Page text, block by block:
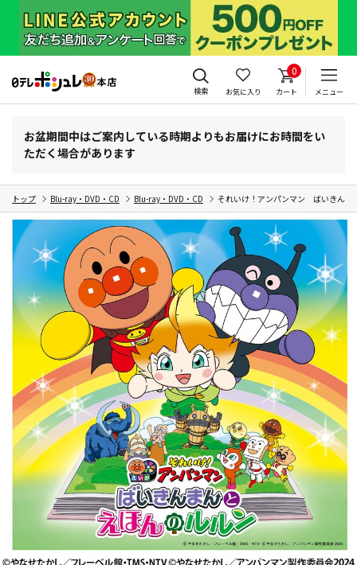
検索 お気に入り
0
カート メニュー
お盆期間中はご案内している時期よりもお届けにお時間をい
ただく場合があります
トップ Blu-ray・DVD・CD Blu-ray・DVD・CD それいけ！アンパンマン ばいきんま